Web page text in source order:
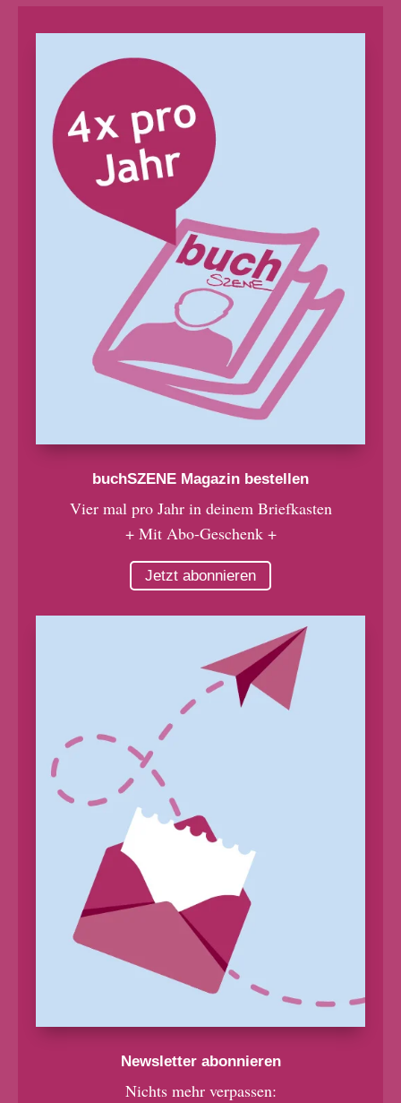
buchSZENE Magazin bestellen
Vier mal pro Jahr in deinem Briefkasten
+ Mit Abo-Geschenk +
Jetzt abonnieren
Newsletter abonnieren
Nichts mehr verpassen: